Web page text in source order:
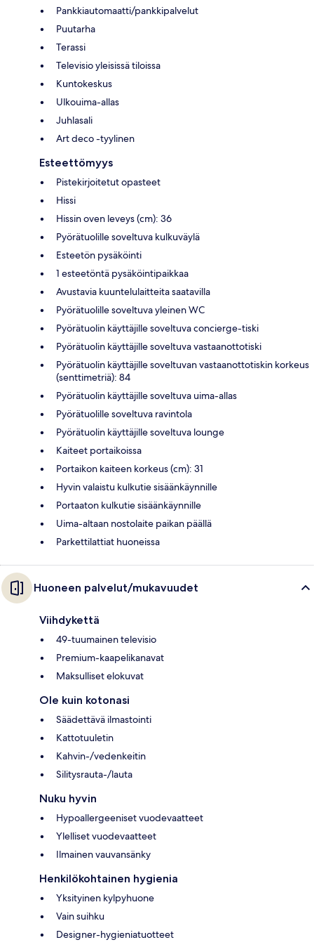
Pankkiautomaatti/pankkipalvelut
Puutarha
Terassi
Televisio yleisissä tiloissa
Kuntokeskus
Ulkouima-allas
Juhlasali
Art deco -tyylinen
Esteettömyys
Pistekirjoitetut opasteet
Hissi
Hissin oven leveys (cm): 36
Pyörätuolille soveltuva kulkuväylä
Esteetön pysäköinti
1 esteetöntä pysäköintipaikkaa
Avustavia kuuntelulaitteita saatavilla
Pyörätuolille soveltuva yleinen WC
Pyörätuolin käyttäjille soveltuva concierge-tiski
Pyörätuolin käyttäjille soveltuva vastaanottotiski
Pyörätuolin käyttäjille soveltuvan vastaanottotiskin korkeus
(senttimetriä): 84
Pyörätuolin käyttäjille soveltuva uima-allas
Pyörätuolille soveltuva ravintola
Pyörätuolin käyttäjille soveltuva lounge
Kaiteet portaikoissa
Portaikon kaiteen korkeus (cm): 31
Hyvin valaistu kulkutie sisäänkäynnille
Portaaton kulkutie sisäänkäynnille
Uima-altaan nostolaite paikan päällä
Parkettilattiat huoneissa
Huoneen palvelut/mukavuudet
Viihdykettä
49-tuumainen televisio
Premium-kaapelikanavat
Maksulliset elokuvat
Ole kuin kotonasi
Säädettävä ilmastointi
Kattotuuletin
Kahvin-/vedenkeitin
Silitysrauta-/lauta
Nuku hyvin
Hypoallergeeniset vuodevaatteet
Ylelliset vuodevaatteet
Ilmainen vauvansänky
Henkilökohtainen hygienia
Yksityinen kylpyhuone
Vain suihku
Designer-hygieniatuotteet